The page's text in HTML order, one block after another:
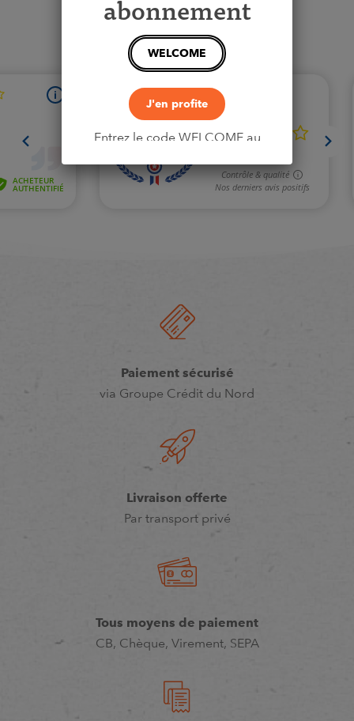
Quantité
Paiement sécurisé
via Groupe Crédit du Nord
Livraison offerte
Par transport privé
Tous moyens de paiement
CB, Chèque, Virement, SEPA
abonnement
WELCOME
J'en profite
Entrez le code WELCOME au